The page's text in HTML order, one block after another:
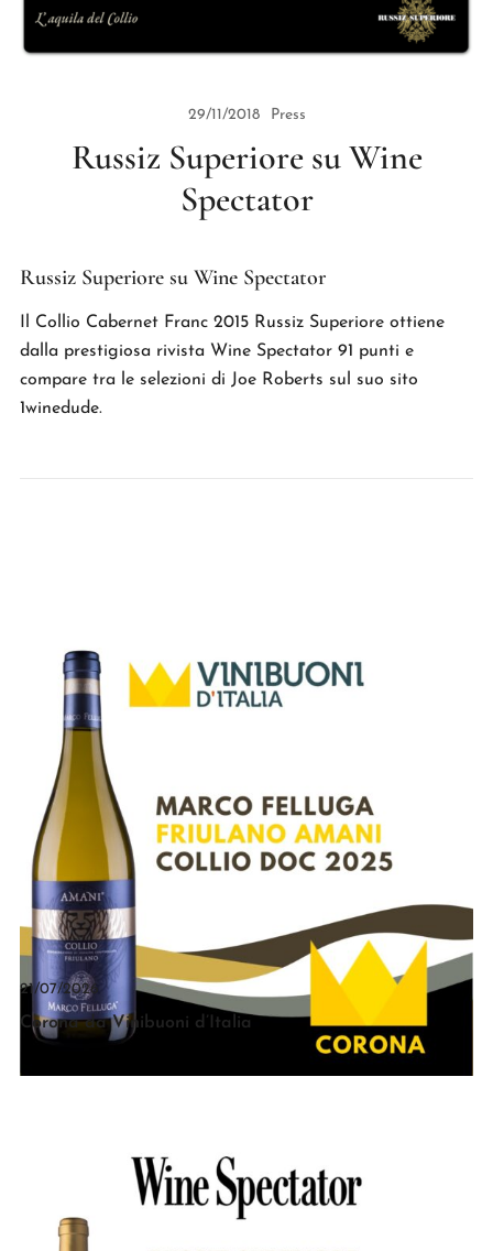
29/11/2018 Press
Russiz Superiore su Wine
Spectator
Russiz Superiore su Wine Spectator
Il Collio Cabernet Franc 2015 Russiz Superiore ottiene
dalla prestigiosa rivista Wine Spectator 91 punti e
compare tra le selezioni di Joe Roberts sul suo sito
1winedude.
21/07/2026
Corona da Vinibuoni d’Italia